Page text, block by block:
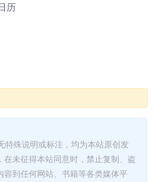
历
特殊说明或标注，均为本站原创发
在未征得本站同意时，禁止复制、盗
容到任何网站、书籍等各类媒体平